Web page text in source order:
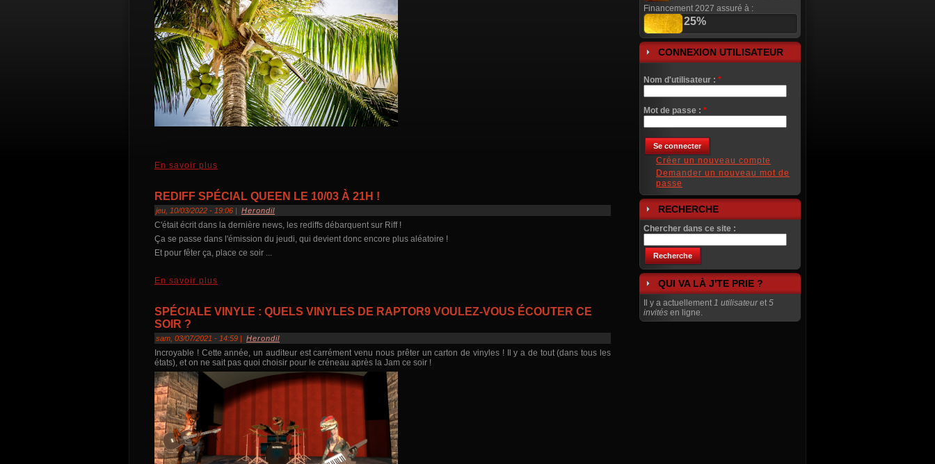
En savoir plus
REDIFF SPÉCIAL QUEEN LE 10/03 À 21H !
jeu, 10/03/2022 - 19:06 | Herondil
C'était écrit dans la dernière news, les rediffs débarquent sur Riff !
Ça se passe dans l'émission du jeudi, qui devient donc encore plus aléatoire !
Et pour fêter ça, place ce soir ...
En savoir plus
SPÉCIALE VINYLE : QUELS VINYLES DE RAPTOR9 VOULEZ-VOUS ÉCOUTER CE
SOIR ?
sam, 03/07/2021 - 14:59 | Herondil
Incroyable ! Cette année, un auditeur est carrément venu nous prêter un carton de vinyles ! Il y a de tout (dans tous les
états), et on ne sait pas quoi choisir pour le créneau après la Jam ce soir !
Financement 2027 assuré à :
25%
CONNEXION UTILISATEUR
Nom d'utilisateur : *
Mot de passe : *
Créer un nouveau compte
Demander un nouveau mot de
passe
RECHERCHE
Chercher dans ce site :
QUI VA LÀ J'TE PRIE ?
Il y a actuellement 1 utilisateuret 5
invités en ligne.